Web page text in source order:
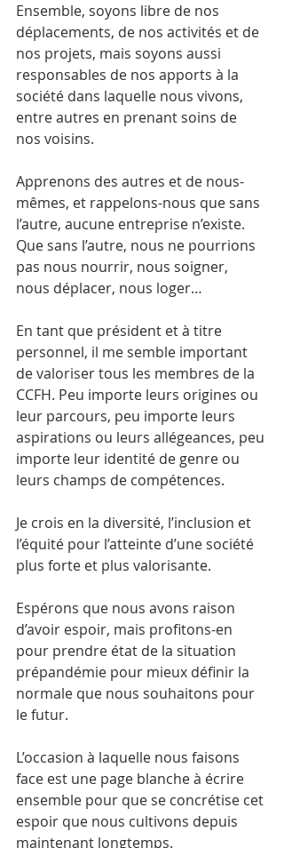
Ensemble, soyons libre de nos
déplacements, de nos activités et de
nos projets, mais soyons aussi
responsables de nos apports à la
société dans laquelle nous vivons,
entre autres en prenant soins de
nos voisins.
Apprenons des autres et de nous-
mêmes, et rappelons-nous que sans
l’autre, aucune entreprise n’existe.
Que sans l’autre, nous ne pourrions
pas nous nourrir, nous soigner,
nous déplacer, nous loger…
En tant que président et à titre
personnel, il me semble important
de valoriser tous les membres de la
CCFH. Peu importe leurs origines ou
leur parcours, peu importe leurs
aspirations ou leurs allégeances, peu
importe leur identité de genre ou
leurs champs de compétences.
Je crois en la diversité, l’inclusion et
l’équité pour l’atteinte d’une société
plus forte et plus valorisante.
Espérons que nous avons raison
d’avoir espoir, mais profitons-en
pour prendre état de la situation
prépandémie pour mieux définir la
normale que nous souhaitons pour
le futur.
L’occasion à laquelle nous faisons
face est une page blanche à écrire
ensemble pour que se concrétise cet
espoir que nous cultivons depuis
maintenant longtemps.